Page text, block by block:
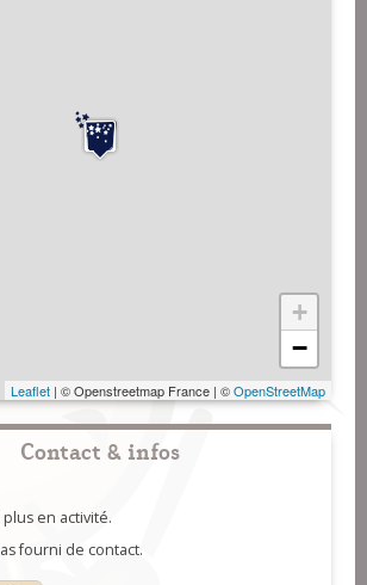
+
−
Leaflet | © Openstreetmap France | ©OpenStreetMap
Contact & infos
en activité.
fourni de contact.